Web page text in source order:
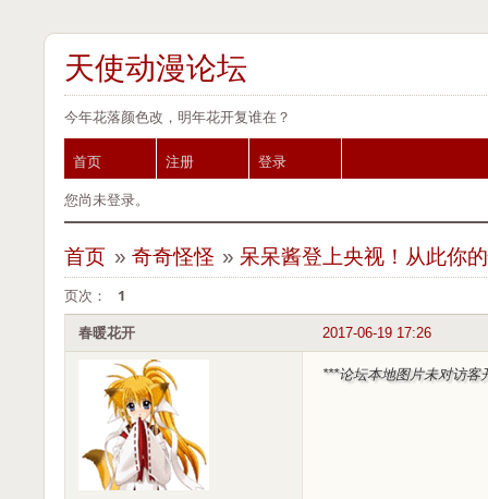
天使动漫论坛
今年花落颜色改，明年花开复谁在？
首页 注册
登录
您尚未登录。
首页 » 奇奇怪怪 »呆呆酱登上央视！从此你
页次： 1
2017-06-19 17:26
春暖花开
***论坛本地图片未对访客